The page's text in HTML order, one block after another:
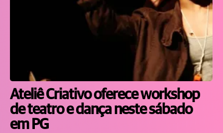
Ateliê Criativo oferece workshop
de teatro e dança neste sábado
em PG